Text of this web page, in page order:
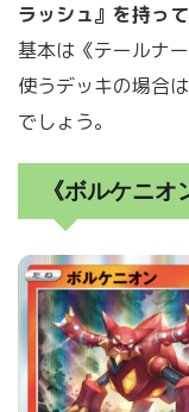
ラッシュ』を持って
基本は《テールナ
使うデッキの場合
でしょう。
《ボルケニオ